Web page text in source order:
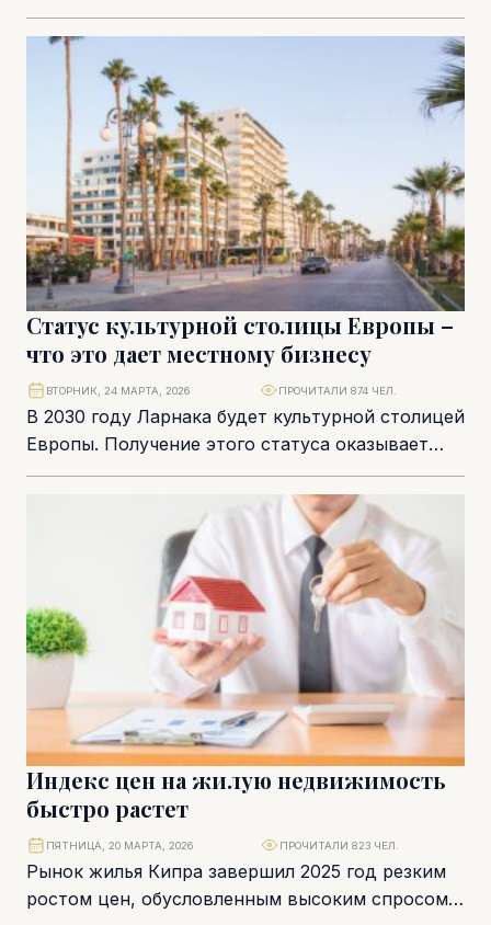
экономику страны, снижая темпы развития и
толкая цены вверх....
Статус культурной столицы Европы –
что это дает местному бизнесу
В 2030 году Ларнака будет культурной столицей
Европы. Получение этого статуса оказывает
влияние далеко за пределами искусства.
Благодаря сотням мероприятий,...
ВТОРНИК, 24 МАРТА, 2026 ПРОЧИТАЛИ 874 ЧЕЛ.
Индекс цен на жилую недвижимость
быстро растет
Рынок жилья Кипра завершил 2025 год резким
ростом цен, обусловленным высоким спросом
ПЯТНИЦА, 20 МАРТА, 2026 ПРОЧИТАЛИ 823 ЧЕЛ.